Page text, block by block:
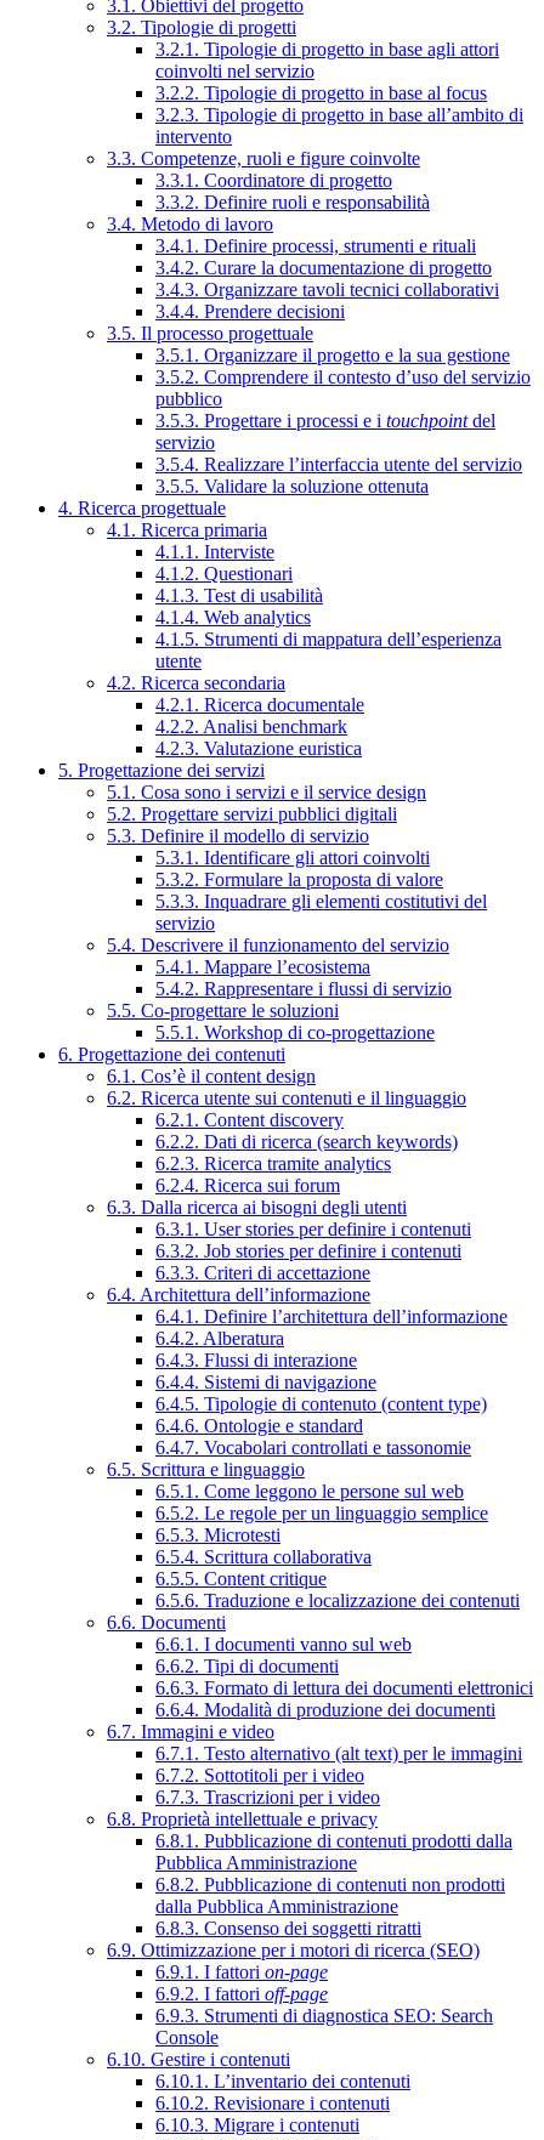
3.1. Obiettivi del progetto
3.2. Tipologie di progetti
3.2.1. Tipologie di progetto in base agli attori
coinvolti nel servizio
3.2.2. Tipologie di progetto in base al focus
3.2.3. Tipologie di progetto in base all’ambito di
intervento
3.3. Competenze, ruoli e figure coinvolte
3.3.1. Coordinatore di progetto
3.3.2. Definire ruoli e responsabilità
3.4. Metodo di lavoro
3.4.1. Definire processi, strumenti e rituali
3.4.2. Curare la documentazione di progetto
3.4.3. Organizzare tavoli tecnici collaborativi
3.4.4. Prendere decisioni
3.5. Il processo progettuale
3.5.1. Organizzare il progetto e la sua gestione
3.5.2. Comprendere il contesto d’uso del servizio
pubblico
3.5.3. Progettare i processi e i touchpointdel
servizio
3.5.4. Realizzare l’interfaccia utente del servizio
3.5.5. Validare la soluzione ottenuta
4. Ricerca progettuale
4.1. Ricerca primaria
4.1.1. Interviste
4.1.2. Questionari
4.1.3. Test di usabilità
4.1.4. Web analytics
4.1.5. Strumenti di mappatura dell’esperienza
utente
4.2. Ricerca secondaria
4.2.1. Ricerca documentale
4.2.2. Analisi benchmark
4.2.3. Valutazione euristica
5. Progettazione dei servizi
5.1. Cosa sono i servizi e il service design
5.2. Progettare servizi pubblici digitali
5.3. Definire il modello di servizio
5.3.1. Identificare gli attori coinvolti
5.3.2. Formulare la proposta di valore
5.3.3. Inquadrare gli elementi costitutivi del
servizio
5.4. Descrivere il funzionamento del servizio
5.4.1. Mappare l’ecosistema
5.4.2. Rappresentare i flussi di servizio
5.5. Co-progettare le soluzioni
5.5.1. Workshop di co-progettazione
6. Progettazione dei contenuti
6.1. Cos’è il content design
6.2. Ricerca utente sui contenuti e il linguaggio
6.2.1. Content discovery
6.2.2. Dati di ricerca (search keywords)
6.2.3. Ricerca tramite analytics
6.2.4. Ricerca sui forum
6.3. Dalla ricerca ai bisogni degli utenti
6.3.1. User stories per definire i contenuti
6.3.2. Job stories per definire i contenuti
6.3.3. Criteri di accettazione
6.4. Architettura dell’informazione
6.4.1. Definire l’architettura dell’informazione
6.4.2. Alberatura
6.4.3. Flussi di interazione
6.4.4. Sistemi di navigazione
6.4.5. Tipologie di contenuto (content type)
6.4.6. Ontologie e standard
6.4.7. Vocabolari controllati e tassonomie
6.5. Scrittura e linguaggio
6.5.1. Come leggono le persone sul web
6.5.2. Le regole per un linguaggio semplice
6.5.3. Microtesti
6.5.4. Scrittura collaborativa
6.5.5. Content critique
6.5.6. Traduzione e localizzazione dei contenuti
6.6. Documenti
6.6.1. I documenti vanno sul web
6.6.2. Tipi di documenti
6.6.3. Formato di lettura dei documenti elettronici
6.6.4. Modalità di produzione dei documenti
6.7. Immagini e video
6.7.1. Testo alternativo (alt text) per le immagini
6.7.2. Sottotitoli per i video
6.7.3. Trascrizioni per i video
6.8. Proprietà intellettuale e privacy
6.8.1. Pubblicazione di contenuti prodotti dalla
Pubblica Amministrazione
6.8.2. Pubblicazione di contenuti non prodotti
dalla Pubblica Amministrazione
6.8.3. Consenso dei soggetti ritratti
6.9. Ottimizzazione per i motori di ricerca (SEO)
6.9.1. I fattori on-page
6.9.2. I fattori off-page
6.9.3. Strumenti di diagnostica SEO: Search
Console
6.10. Gestire i contenuti
6.10.1. L’inventario dei contenuti
6.10.2. Revisionare i contenuti
6.10.3. Migrare i contenuti